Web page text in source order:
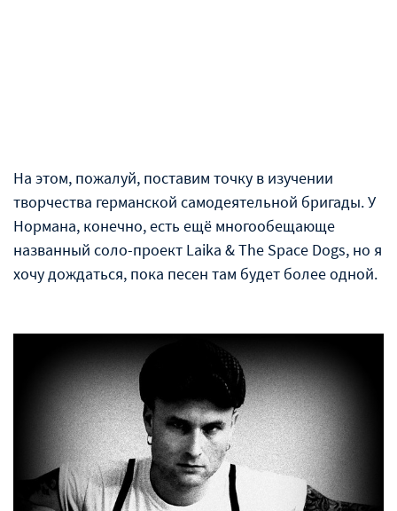
На этом, пожалуй, поставим точку в изучении
творчества германской самодеятельной бригады. У
Нормана, конечно, есть ещё многообещающе
названный соло-проект Laika & The Space Dogs, но я
хочу дождаться, пока песен там будет более одной.